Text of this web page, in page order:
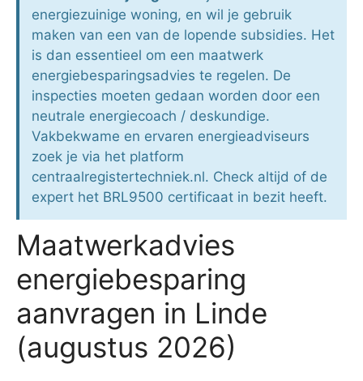
energiezuinige woning, en wil je gebruik
maken van een van de lopende subsidies. Het
is dan essentieel om een maatwerk
energiebesparingsadvies te regelen. De
inspecties moeten gedaan worden door een
neutrale energiecoach / deskundige.
Vakbekwame en ervaren energieadviseurs
zoek je via het platform
centraalregistertechniek.nl. Check altijd of de
expert het BRL9500 certificaat in bezit heeft.
Maatwerkadvies
energiebesparing
aanvragen in Linde
(augustus 2026)